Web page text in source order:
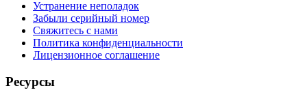
Устранение неполадок
Забыли серийный номер
Свяжитесь с нами
Политика конфиденциальности
Лицензионное соглашение
Ресурсы